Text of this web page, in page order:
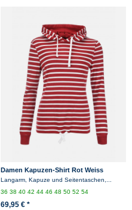
Damen Kapuzen-Shirt Rot Weiss
Gestreift Baumwolle
Langarm, Kapuze und Seitentaschen,...
36384042444648505254
69,95 € *